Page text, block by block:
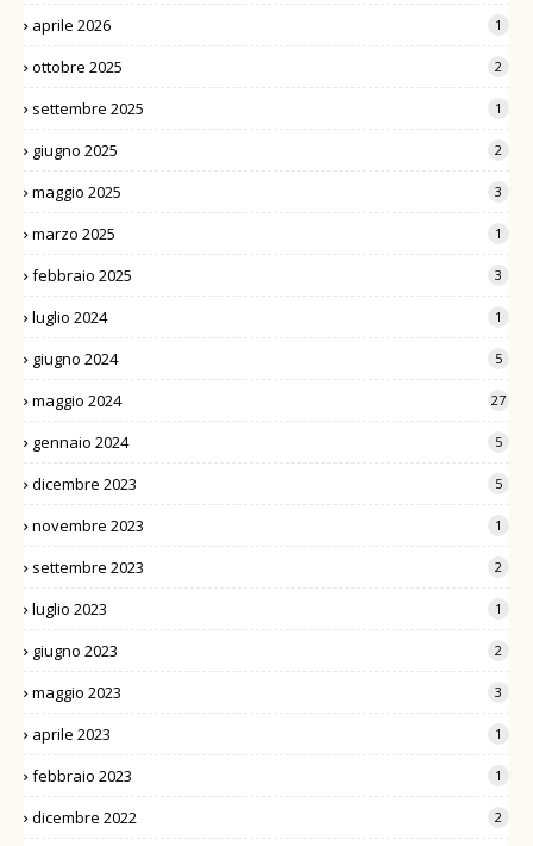
aprile 2026 1
ottobre 2025 2
settembre 2025 1
giugno 2025 2
maggio 2025 3
marzo 2025 1
febbraio 2025 3
luglio 2024 1
giugno 2024 5
maggio 2024 27
gennaio 2024 5
dicembre 2023 5
novembre 2023 1
settembre 2023 2
luglio 2023 1
giugno 2023 2
maggio 2023 3
aprile 2023 1
febbraio 2023 1
dicembre 2022 2